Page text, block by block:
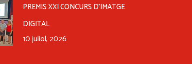
PREMIS XXI CONCURS D’IMATGE
DIGITAL
10 juliol, 2026